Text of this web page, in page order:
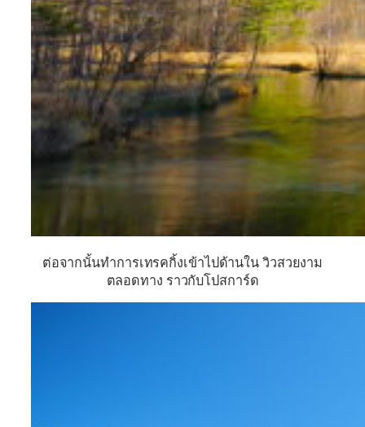
ต่อจากนั้นทำการเทรคกิ้งเข้าไปด้านใน วิวสวยงาม
ตลอดทาง ราวกับโปสการ์ด